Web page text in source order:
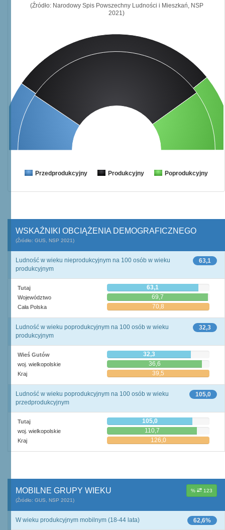
(Źródło: Narodowy Spis Powszechny Ludności i Mieszkań, NSP
2021)
Przedprodukcyjny Produkcyjny Poprodukcyjny
WSKAŹNIKI OBCIĄŻENIA DEMOGRAFICZNEGO
(Źródło: GUS, NSP 2021)
63,1
Ludność w wieku nieprodukcyjnym na 100 osób w wieku
produkcyjnym
Tutaj 63,1
Województwo 69,7
Cała Polska 70,8
32,3
Ludność w wieku poprodukcyjnym na 100 osób w wieku
produkcyjnym
Wieś Gutów 32,3
woj. wielkopolskie 36,6
Kraj 39,5
105,0
Ludność w wieku poprodukcyjnym na 100 osób w wieku
przedprodukcyjnym
Tutaj 105,0
woj. wielkopolskie 110,7
Kraj 126,0
% 123
MOBILNE GRUPY WIEKU
(Źródło: GUS, NSP 2021)
62,6%
W wieku produkcyjnym mobilnym (18-44 lata)